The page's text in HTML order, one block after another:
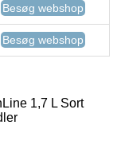
Besøg webshop
Besøg webshop
1,7 L Sort